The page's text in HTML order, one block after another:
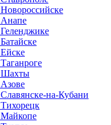
Анапе
Шахты
на-Кубани
Майкопе